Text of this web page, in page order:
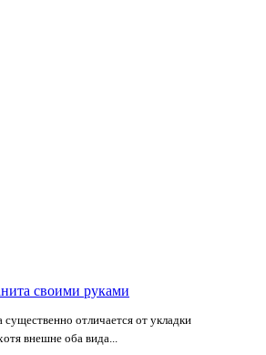
своими руками
существенно отличается от укладки
внешне оба вида...